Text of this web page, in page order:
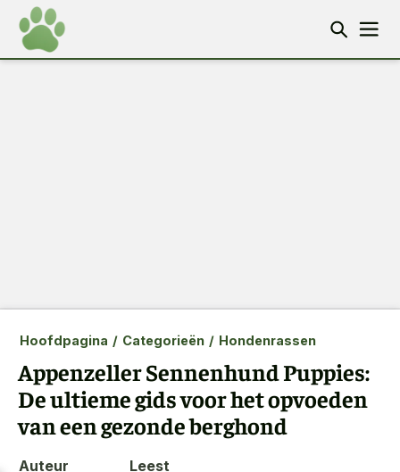
Hoofdpagina / Categorieën / Hondenrassen
Appenzeller Sennenhund Puppies:
De ultieme gids voor het opvoeden
van een gezonde berghond
Auteur
Leest